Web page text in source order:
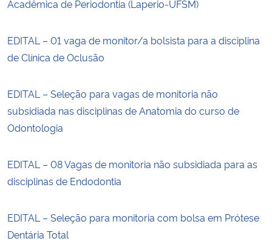
Acadêmica de Periodontia (Laperio-UFSM)
EDITAL – 01 vaga de monitor/a bolsista para a disciplina
de Clínica de Oclusão
EDITAL – Seleção para vagas de monitoria não
subsidiada nas disciplinas de Anatomia do curso de
Odontologia
EDITAL – 08 Vagas de monitoria não subsidiada para as
disciplinas de Endodontia
EDITAL – Seleção para monitoria com bolsa em Prótese
Dentária Total